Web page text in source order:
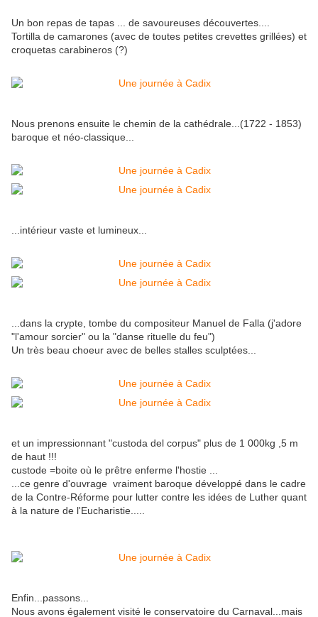
Un bon repas de tapas ... de savoureuses découvertes....
Tortilla de camarones (avec de toutes petites crevettes grillées) et
croquetas carabineros (?)
Nous prenons ensuite le chemin de la cathédrale...(1722 - 1853)
baroque et néo-classique...
...intérieur vaste et lumineux...
...dans la crypte, tombe du compositeur Manuel de Falla (j'adore
"l'amour sorcier" ou la "danse rituelle du feu")
Un très beau choeur avec de belles stalles sculptées...
et un impressionnant "custoda del corpus" plus de 1 000kg ,5 m
de haut !!!
custode =boite où le prêtre enferme l'hostie ...
...ce genre d'ouvrage vraiment baroque développé dans le cadre
de la Contre-Réforme pour lutter contre les idées de Luther quant
à la nature de l'Eucharistie.....
Enfin...passons...
Nous avons également visité le conservatoire du Carnaval...mais